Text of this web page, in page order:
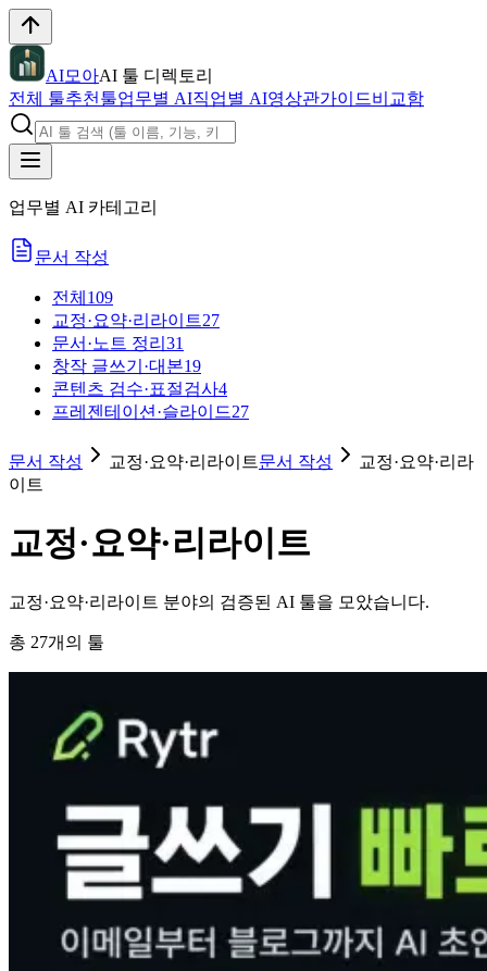
AI모아AI 툴 디렉토리
전체 툴추천툴업무별 AI직업별 AI영상관가이드비교함
업무별 AI 카테고리
문서 작성
전체 109
교정·요약·리라이트27
문서·노트 정리 31
창작 글쓰기·대본19
콘텐츠 검수·표절검사4
프레젠테이션·슬라이드27
문서 작성 교정·요약·리라이트문서 작성
교정·요약·리라
이트
교정·요약·리라이트
교정·요약·리라이트 분야의 검증된 AI 툴을 모았습니다.
총 27개의 툴